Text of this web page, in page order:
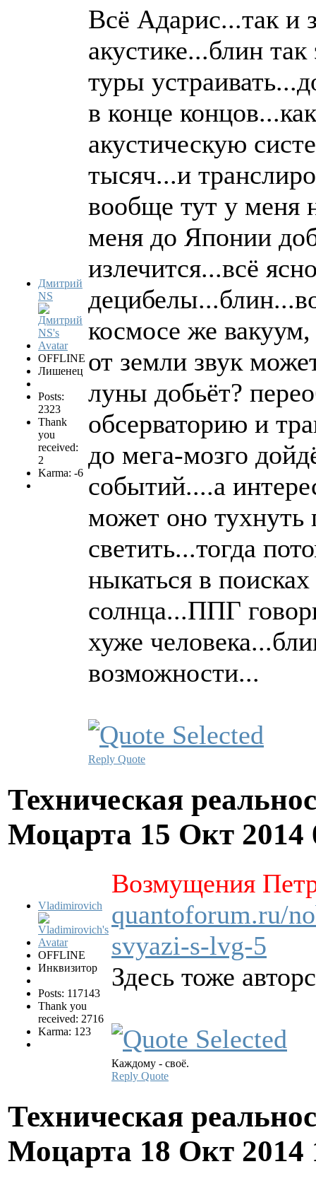
Дмитрий
NS
OFFLINE
Лишенец
Posts:
2323
Thank
you
received:
2
Karma: -6
Всё Адарис...так и
акустике...блин
туры
в конце
акустическую
тысяч...и
вообще тут у меня
меня до Японии
излечится...всё
космосе же
от земли звук
луны добьёт?
обсерваторию и
до мега-мозго
событий....а
может оно тухнуть
светить...тогда
ныкаться в
солнца...ППГ
хуже
возможности...
Reply Quote
Техническая
Моцарта 15 Окт
Vladimirovich
OFFLINE
Инквизитор
Posts: 117143
Thank you
received: 2716
Karma: 123
Возмущения
quantoforum.ru/
svyazi-s-lvg-5
Здесь тоже
Каждому - своё.
Reply Quote
Техническая
Моцарта 18 Окт